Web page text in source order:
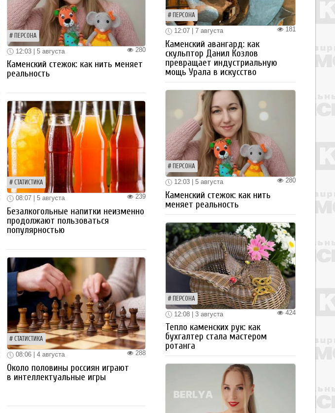
ПЕРСОНА
280
12:03 | 5 августа
Каменский стежок: как нить меняет
реальность
СТАТИСТИКА
239
08:07 | 5 августа
Безалкогольные напитки неизменно
продолжают пользоваться
популярностью
СТАТИСТИКА
288
08:06 | 4 августа
Около половины россиян играют
в интеллектуальные игры
ПЕРСОНА
181
12:07 | 7 августа
Каменский авангард: как
скульптор Данил Козлов
превращает индустриальную
мощь Урала в искусство
ПЕРСОНА
280
12:03 | 5 августа
Каменский стежок: как нить
меняет реальность
ПЕРСОНА
424
12:08 | 3 августа
Тепло каменских рук: как
бухгалтер стала мастером
ротанга